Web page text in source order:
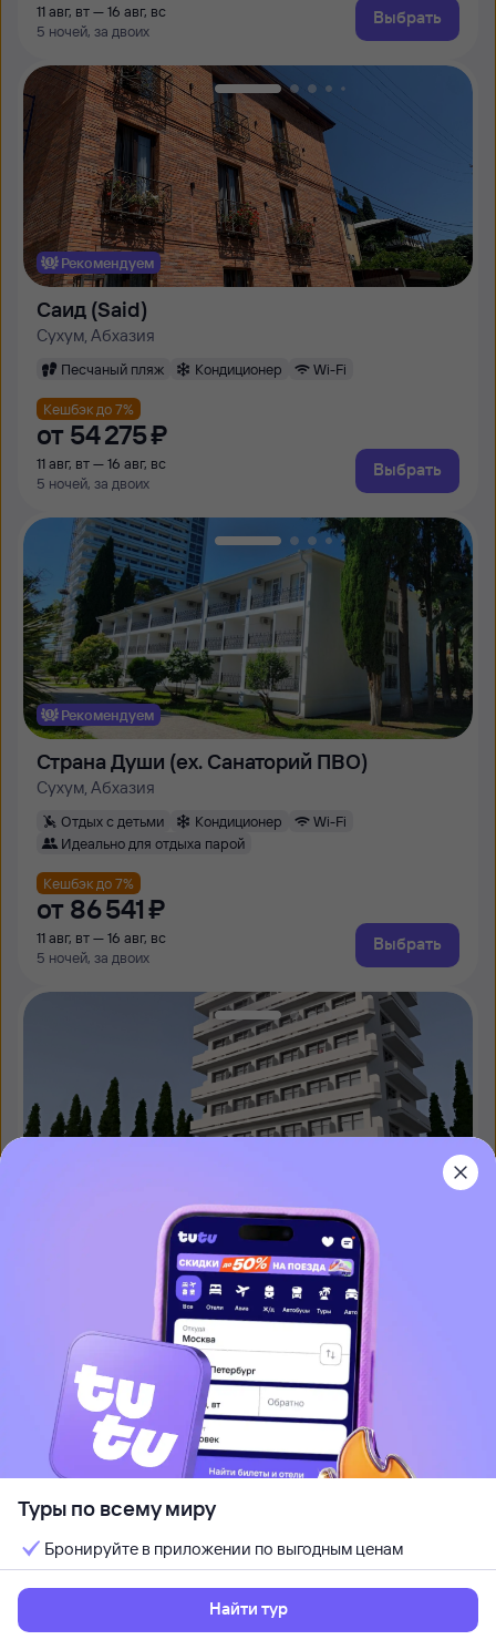
11 авг, вт — 16 авг, вс
5 ночей, за двоих
Выбрать
Рекомендуем
Саид (Said)
Сухум, Абхазия
Песчаный пляж Кондиционер Wi-Fi
Кешбэк до 7%
от 54 ⁠275 ⁠₽
11 авг, вт — 16 авг, вс
5 ночей, за двоих
Выбрать
Рекомендуем
Страна Души (ex. Cанаторий ПВО)
Сухум, Абхазия
Отдых с детьми Кондиционер
Wi-Fi
Идеально для отдыха парой
Кешбэк до 7%
от 86 ⁠541 ⁠₽
11 авг, вт — 16 авг, вс
5 ночей, за двоих
Выбрать
Маяк Абхазии (Mayak Abhazii)
Отдых с детьми Кондиционер
Wi-Fi
Идеально для отдыха парой
Кешбэк до 7%
от 53 ⁠845 ⁠₽
11 авг, вт — 16 авг, вс
5 ночей, за двоих
Туры по всему миру
Бронируйте в приложении по выгодным ценам
Найти тур